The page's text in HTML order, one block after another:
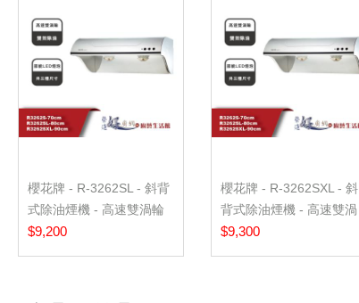
櫻花牌 - R-3262SL - 斜背
式除油煙機 - 高速雙渦輪
+雙...
$9,200
櫻花牌 - R-3262SXL - 斜
背式除油煙機 - 高速雙渦
輪+...
$9,300